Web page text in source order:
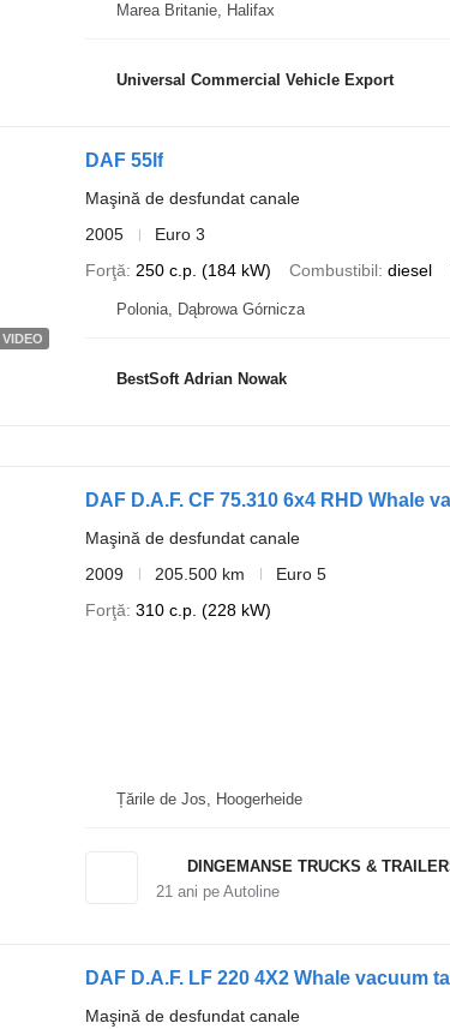
Marea Britanie, Halifax
Universal Commercial Vehicle Export
VIDEO
DAF 55lf
Maşină de desfundat canale
2005
Euro 3
Forţă
250 c.p. (184 kW) Combustibil diesel
Polonia, Dąbrowa Górnicza
BestSoft Adrian Nowak
DAF D.A.F. CF 75.310 6x4 RHD Whale
Maşină de desfundat canale
2009
205.500 km
Euro 5
Forţă 310 c.p. (228 kW)
Țările de Jos, Hoogerheide
DINGEMANSE TRUCKS &
21ani pe Autoline
DAF D.A.F. LF 220 4X2 Whale vacuum
Maşină de desfundat canale